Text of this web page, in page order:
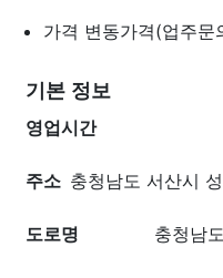
가격 변동가격(업주문
기본 정보
영업시간
주소 충청남도 서산시
도로명 충청남